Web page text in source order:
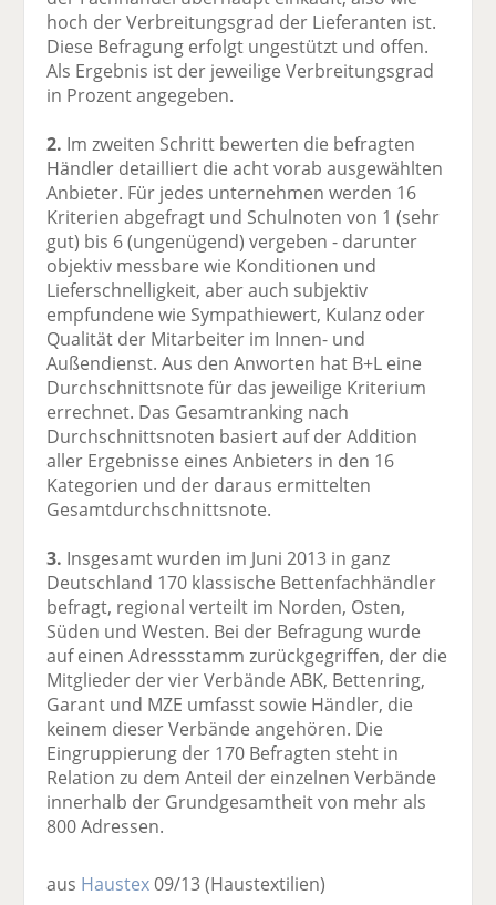
hoch der Verbreitungsgrad der Lieferanten ist.
Diese Befragung erfolgt ungestützt und offen.
Als Ergebnis ist der jeweilige Verbreitungsgrad
in Prozent angegeben.
2. Im zweiten Schritt bewerten die befragten
Händler detailliert die acht vorab ausgewählten
Anbieter. Für jedes unternehmen werden 16
Kriterien abgefragt und Schulnoten von 1 (sehr
gut) bis 6 (ungenügend) vergeben - darunter
objektiv messbare wie Konditionen und
Lieferschnelligkeit, aber auch subjektiv
empfundene wie Sympathiewert, Kulanz oder
Qualität der Mitarbeiter im Innen- und
Außendienst. Aus den Anworten hat B+L eine
Durchschnittsnote für das jeweilige Kriterium
errechnet. Das Gesamtranking nach
Durchschnittsnoten basiert auf der Addition
aller Ergebnisse eines Anbieters in den 16
Kategorien und der daraus ermittelten
Gesamtdurchschnittsnote.
3. Insgesamt wurden im Juni 2013 in ganz
Deutschland 170 klassische Bettenfachhändler
befragt, regional verteilt im Norden, Osten,
Süden und Westen. Bei der Befragung wurde
auf einen Adressstamm zurückgegriffen, der die
Mitglieder der vier Verbände ABK, Bettenring,
Garant und MZE umfasst sowie Händler, die
keinem dieser Verbände angehören. Die
Eingruppierung der 170 Befragten steht in
Relation zu dem Anteil der einzelnen Verbände
innerhalb der Grundgesamtheit von mehr als
800 Adressen.
aus Haustex09/13(Haustextilien)